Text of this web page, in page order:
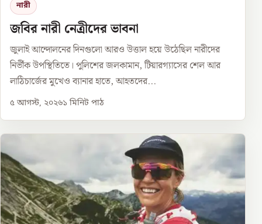
নারী
জবির নারী নেত্রীদের ভাবনা
জুলাই আন্দোলনের দিনগুলো আরও উত্তাল হয়ে উঠেছিল নারীদের
নির্ভীক উপস্থিতিতে। পুলিশের জলকামান, টিয়ারগ্যাসের শেল আর
লাঠিচার্জের মুখেও ব্যানার হাতে, আহতদের...
৫ আগস্ট, ২০২৬১ মিনিট পাঠ